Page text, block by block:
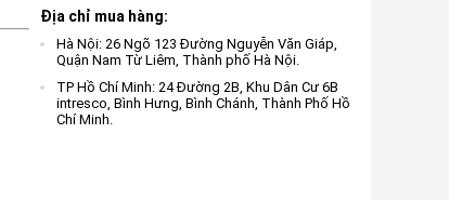
Địa chỉ mua hàng:
Hà Nội: 26 Ngõ 123 Đường Nguyễn Văn Giáp,
Quận Nam Từ Liêm, Thành phố Hà Nội.
TP Hồ Chí Minh: 24 Đường 2B, Khu Dân Cư 6B
intresco, Bình Hưng, Bình Chánh, Thành Phố Hồ
Chí Minh.